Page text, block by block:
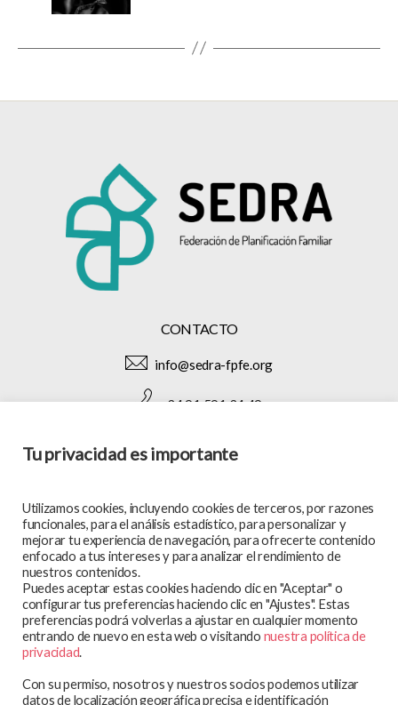
CONTACTO
info@sedra-fpfe.org
+34 91 591 34 49
SÍGUENOS EN:
MAPA WEB
En qué trabajamos
Te atendemos
Participa y colabora
Observatorio
Tu privacidad es importante
Utilizamos cookies, incluyendo cookies de terceros, por razones
funcionales, para el análisis estadístico, para personalizar y
mejorar tu experiencia de navegación, para ofrecerte contenido
enfocado a tus intereses y para analizar el rendimiento de
nuestros contenidos.
Puedes aceptar estas cookies haciendo clic en "Aceptar" o
configurar tus preferencias haciendo clic en "Ajustes". Estas
preferencias podrá volverlas a ajustar en cualquier momento
entrando de nuevo en esta web o visitando nuestra política de
privacidad.
Con su permiso, nosotros y nuestros socios podemos utilizar
datos de localización geográfica precisa e identificación